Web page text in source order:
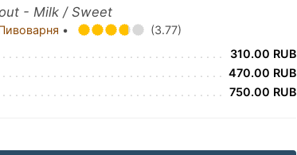
- Milk / Sweet
•
(3.77)
310.00 RUB
470.00 RUB
750.00 RUB